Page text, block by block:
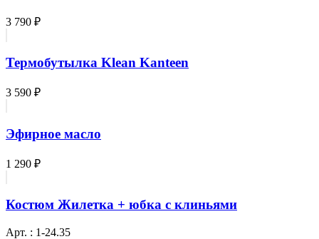
3 790 ₽
Термобутылка Klean Kanteen
3 590 ₽
Эфирное масло
1 290 ₽
Костюм Жилетка + юбка с клиньями
Арт. : 1-24.35